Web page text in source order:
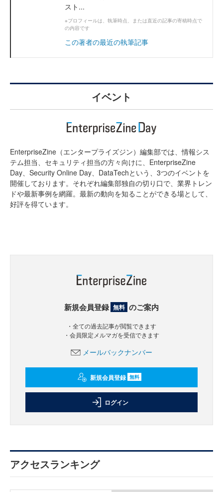
スト...
※プロフィールは、執筆時点、または直近の記事の寄稿時点で
の内容です
この著者の最近の執筆記事
イベント
EnterpriseZine（エンタープライズジン）編集部では、情報シス
テム担当、セキュリティ担当の方々向けに、EnterpriseZine
Day、Security Online Day、DataTechという、3つのイベントを
開催しております。それぞれ編集部独自の切り口で、業界トレン
ドや最新事例を網羅。最新の動向を知ることができる場として、
好評を得ています。
新規会員登録 無料 のご案内
・全ての過去記事が閲覧できます
・会員限定メルマガを受信できます
メールバックナンバー
新規会員登録 無料
ログイン
アクセスランキング